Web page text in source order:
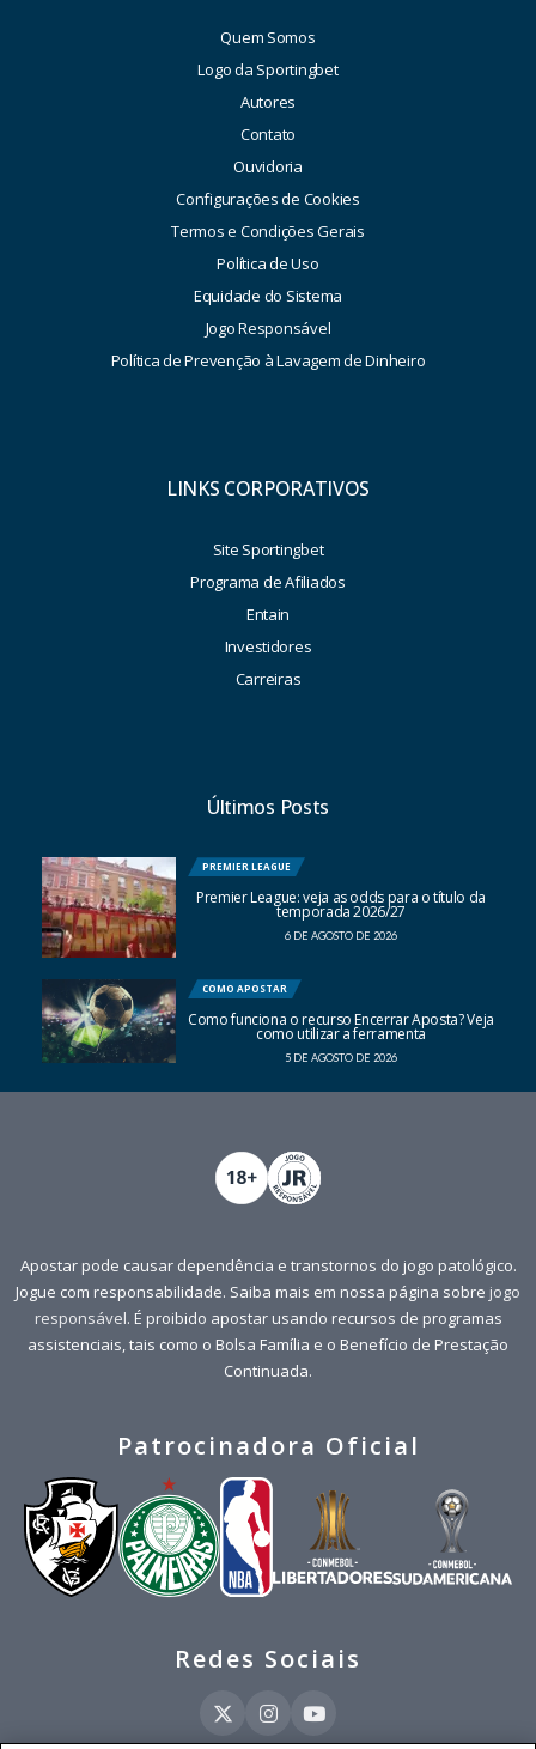
Quem Somos
Logo da Sportingbet
Autores
Contato
Ouvidoria
Configurações de Cookies
Termos e Condições Gerais
Política de Uso
Equidade do Sistema
Jogo Responsável
Política de Prevenção à Lavagem de Dinheiro
LINKS CORPORATIVOS
Site Sportingbet
Programa de Afiliados
Entain
Investidores
Carreiras
Últimos Posts
PREMIER LEAGUE
Premier League: veja as odds para o título da
temporada 2026/27
6 DE AGOSTO DE 2026
COMO APOSTAR
Como funciona o recurso Encerrar Aposta? Veja
como utilizar a ferramenta
5 DE AGOSTO DE 2026
Apostar pode causar dependência e transtornos do jogo patológico.
Jogue com responsabilidade. Saiba mais em nossa página sobre jogo
responsável. É proibido apostar usando recursos de programas
assistenciais, tais como o Bolsa Família e o Benefício de Prestação
Continuada.
Patrocinadora Oficial
Redes Sociais